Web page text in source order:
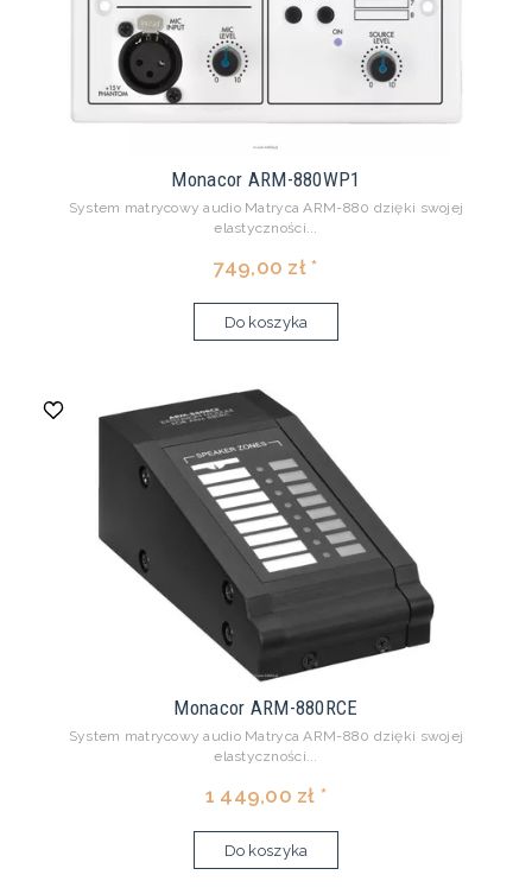
Monacor ARM-880WP1
System matrycowy audio Matryca ARM-880 dzięki swojej
elastyczności...
749,00 zł *
Do koszyka
Monacor ARM-880RCE
System matrycowy audio Matryca ARM-880 dzięki swojej
elastyczności...
1 449,00 zł *
Do koszyka